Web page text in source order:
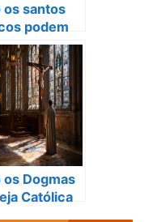
os santos
podem
seu
em
de
os Dogmas
Católica